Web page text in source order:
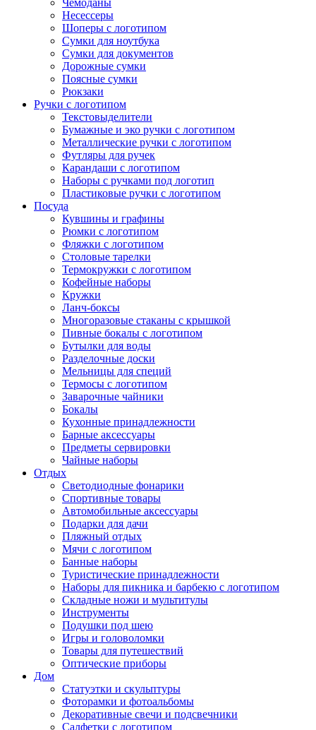
Чемоданы
Несессеры
Шоперы с логотипом
Сумки для ноутбука
Сумки для документов
Дорожные сумки
Поясные сумки
Рюкзаки
Ручки с логотипом
Текстовыделители
Бумажные и эко ручки с логотипом
Металлические ручки с логотипом
Футляры для ручек
Карандаши с логотипом
Наборы с ручками под логотип
Пластиковые ручки с логотипом
Посуда
Кувшины и графины
Рюмки с логотипом
Фляжки с логотипом
Столовые тарелки
Термокружки с логотипом
Кофейные наборы
Кружки
Ланч-боксы
Многоразовые стаканы с крышкой
Пивные бокалы с логотипом
Бутылки для воды
Разделочные доски
Мельницы для специй
Термосы с логотипом
Заварочные чайники
Бокалы
Кухонные принадлежности
Барные аксессуары
Предметы сервировки
Чайные наборы
Отдых
Светодиодные фонарики
Спортивные товары
Автомобильные аксессуары
Подарки для дачи
Пляжный отдых
Мячи с логотипом
Банные наборы
Туристические принадлежности
Наборы для пикника и барбекю с логотипом
Складные ножи и мультитулы
Инструменты
Подушки под шею
Игры и головоломки
Товары для путешествий
Оптические приборы
Дом
Статуэтки и скульптуры
Фоторамки и фотоальбомы
Декоративные свечи и подсвечники
Салфетки с логотипом